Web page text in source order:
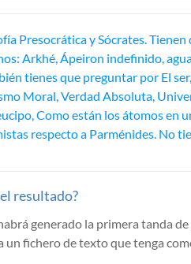
Presocrática y Sócrates.
Arkhé, Ápeiron indefinido,
tienes que preguntar por El
Moral, Verdad Absoluta,
Como están los átomos en
respecto a Parménides. No
resultado?
generado la primera tanda
un fichero de texto que tenga